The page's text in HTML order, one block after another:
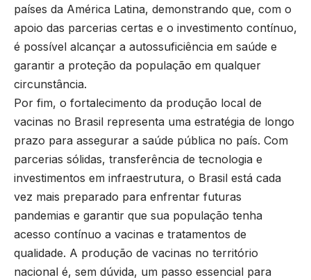
países da América Latina, demonstrando que, com o
apoio das parcerias certas e o investimento contínuo,
é possível alcançar a autossuficiência em saúde e
garantir a proteção da população em qualquer
circunstância.
Por fim, o fortalecimento da produção local de
vacinas no Brasil representa uma estratégia de longo
prazo para assegurar a saúde pública no país. Com
parcerias sólidas, transferência de tecnologia e
investimentos em infraestrutura, o Brasil está cada
vez mais preparado para enfrentar futuras
pandemias e garantir que sua população tenha
acesso contínuo a vacinas e tratamentos de
qualidade. A produção de vacinas no território
nacional é, sem dúvida, um passo essencial para